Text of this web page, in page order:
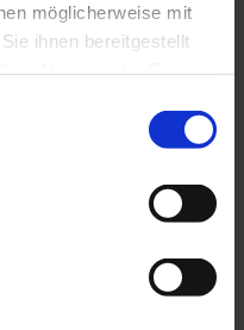
möglicherweise mit
ihnen bereitgestellt